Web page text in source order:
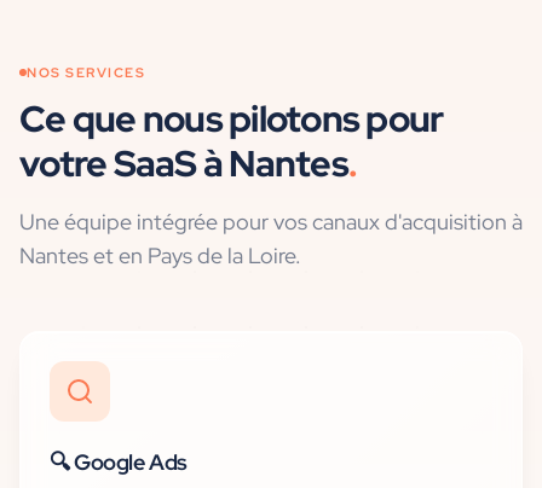
NOS SERVICES
Ce que nous pilotons pour
votreSaaSàNantes.
Une équipe intégrée pour vos canaux d'acquisition à
Nantes et en Pays de la Loire.
🔍Google Ads